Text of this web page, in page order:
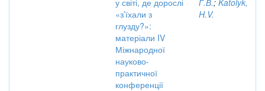
у світі, де дорослі
«з’їхали з
глузду?»:
матеріали IV
Міжнародної
науково-
практичної
конференції
Г.В.; Katolyk,
H.V.